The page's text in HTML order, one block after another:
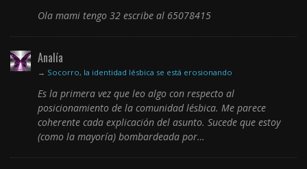
Ola mami tengo 32 escribe al 65078415
Analía
→ Socorro, la identidad lésbica se está erosionando
Es la primera vez que leo algo con respecto al
posicionamiento de la comunidad lésbica. Me parece
coherente cada explicación del asunto. Sucede que estoy
(como la mayoría) bombardeada por…